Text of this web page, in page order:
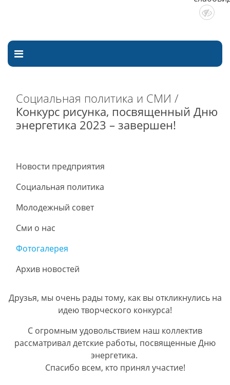
Социальная политика и СМИ /
Конкурс рисунка, посвященный Дню
энергетика 2023 – завершен!
Новости предприятия
Социальная политика
Молодежный совет
Сми о нас
Фотогалерея
Архив новостей
Друзья, мы очень рады тому, как вы откликнулись на
идею творческого конкурса!
С огромным удовольствием наш коллектив
рассматривал детские работы, посвященные Дню
энергетика.
Спасибо всем, кто принял участие!